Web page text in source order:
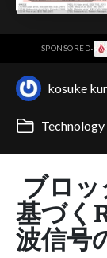
SPONSORED·
kosuke
Technology
ブロ
基づく
波信号